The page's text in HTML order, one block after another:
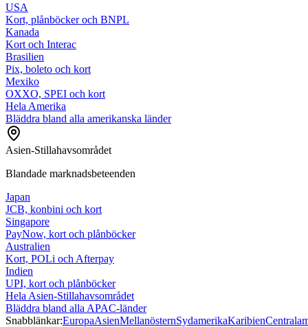
USA
Kort, plånböcker och BNPL
Kanada
Kort och Interac
Brasilien
Pix, boleto och kort
Mexiko
OXXO, SPEI och kort
Hela Amerika
Bläddra bland alla amerikanska länder
Asien-Stillahavsområdet
Blandade marknadsbeteenden
Japan
JCB, konbini och kort
Singapore
PayNow, kort och plånböcker
Australien
Kort, POLi och Afterpay
Indien
UPI, kort och plånböcker
Hela Asien-Stillahavsområdet
Bläddra bland alla APAC-länder
Snabblänkar:EuropaAsienMellanösternSydamerikaKaribien